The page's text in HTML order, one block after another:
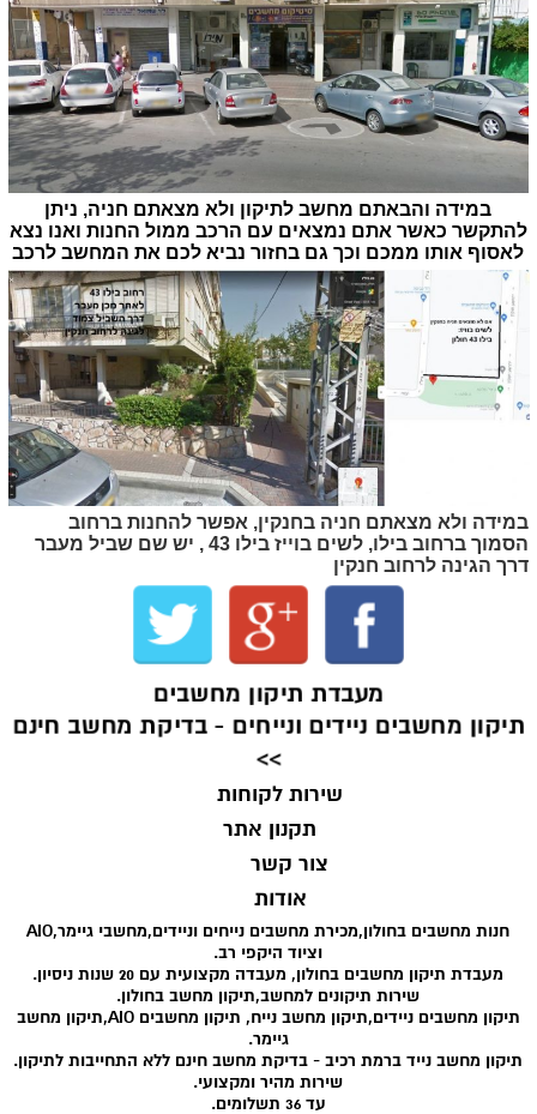
צור קשר
אודות
תקנון אתר
שירות לקוחות
חנות מחשבים בחולון,מכירת מחשבים נייחים וניידים,מחשבי גיימר,AIO
וציוד היקפי רב.
מעבדת תיקון מחשבים בחולון, מעבדה מקצועית עם 20 שנות ניסיון.
שירות תיקונים למחשב,תיקון מחשב בחולון.
תיקון מחשבים ניידים,תיקון מחשב נייח, תיקון מחשבים AIO,תיקון מחשב
גיימר.
תיקון מחשב נייד ברמת רכיב - בדיקת מחשב חינם ללא התחייבות לתיקון.
שירות מהיר ומקצועי.
עד 36 תשלומים.
מעבדת תיקון מחשבים
תיקון מחשבים ניידים ונייחים - בדיקת מחשב חינם
>>
במידה והבאתם מחשב לתיקון ולא מצאתם חניה, ניתן
להתקשר כאשר אתם נמצאים עם הרכב ממול החנות ואנו נצא
לאסוף אותו ממכם וכך גם בחזור נביא לכם את המחשב לרכב
במידה ולא מצאתם חניה בחנקין, אפשר להחנות ברחוב
הסמוך ברחוב בילו, לשים בוייז בילו 43 , יש שם שביל מעבר
דרך הגינה לרחוב חנקין